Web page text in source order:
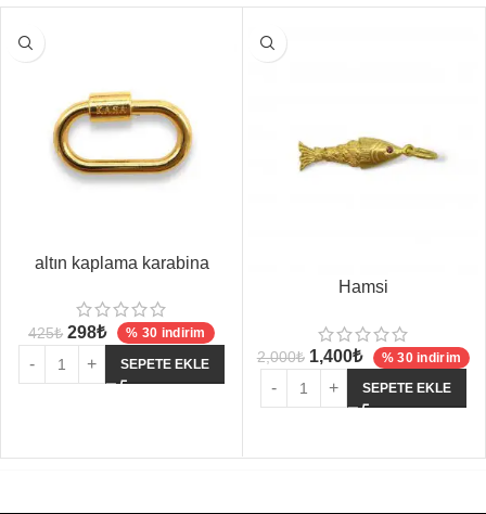
altın kaplama karabina
425₺ 298₺ % 30 indirim
SEPETE EKLE
Hamsi
2,000₺ 1,400₺ % 30 indirim
SEPETE EKLE